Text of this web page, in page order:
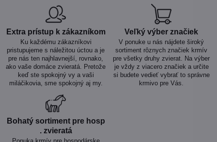
Extra prístup k zákazníkom
Ku každému zákazníkovi
pristupujeme s náležitou úctou a je
pre nás ten najhlavnejší, rovnako,
ako vaše domáce zvieratá. Pretože
keď ste spokojný vy a vaši
miláčikovia, sme spokojný aj my.
Veľký výber značiek
V ponuke u nás nájdete široký
sortiment rôznych značiek krmív
pre všetky druhy zvierat. Na výber
je vždy z viacero značiek a určite
si budete vedieť vybrať to správne
krmivo pre Vás.
Bohatý sortiment pre hosp​
. zvieratá